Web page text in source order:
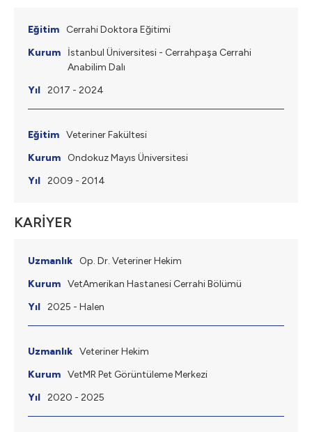
Cerrahi Doktora Eğitimi
İstanbul Üniversitesi - Cerrahpaşa Cerrahi
Anabilim Dalı
2017 - 2024
Veteriner Fakültesi
Ondokuz Mayıs Üniversitesi
2009 - 2014
KARİYER
Op. Dr. Veteriner Hekim
VetAmerikan Hastanesi Cerrahi Bölümü
2025 - Halen
Veteriner Hekim
VetMR Pet Görüntüleme Merkezi
2020 - 2025